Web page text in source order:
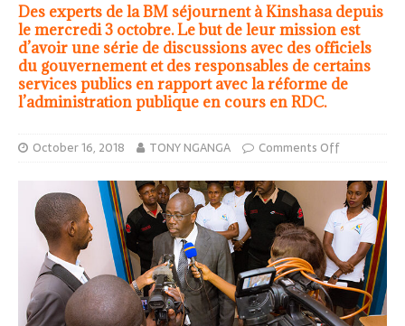
Des experts de la BM séjournent à Kinshasa depuis
le mercredi 3 octobre. Le but de leur mission est
d’avoir une série de discussions avec des officiels
du gouvernement et des responsables de certains
services publics en rapport avec la réforme de
l’administration publique en cours en RDC.
October 16, 2018 TONY NGANGA Comments Off